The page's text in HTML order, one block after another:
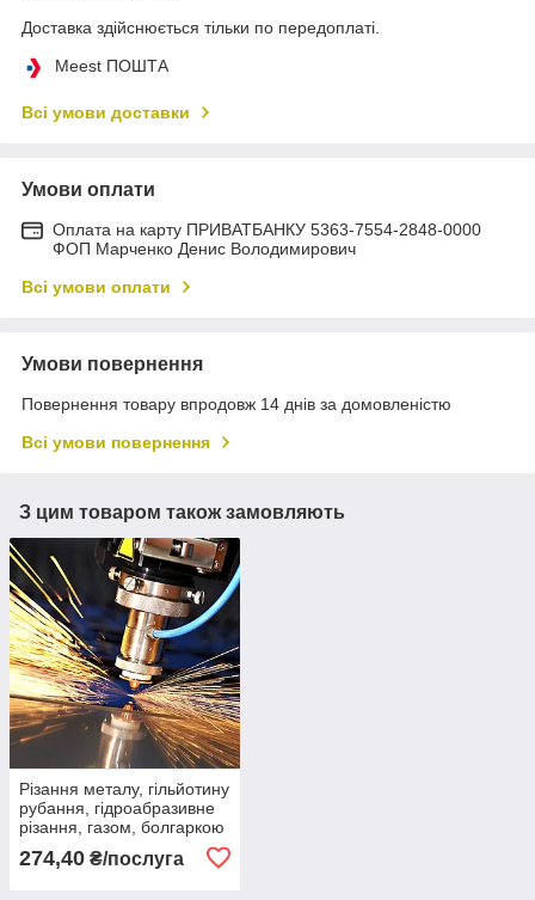
Доставка здійснюється тільки по передоплаті.
Meest ПОШТА
Всі умови доставки
Умови оплати
Оплата на карту ПРИВАТБАНКУ 5363-7554-2848-0000
ФОП Марченко Денис Володимирович
Всі умови оплати
Умови повернення
Повернення товару впродовж 14 днів за домовленістю
Всі умови повернення
З цим товаром також замовляють
Різання металу, гільйотину
рубання, гідроабразивне
різання, газом, болгаркою
274,40 ₴/послуга